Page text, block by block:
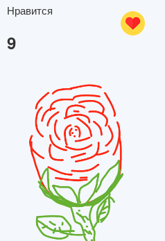
Нравится
9